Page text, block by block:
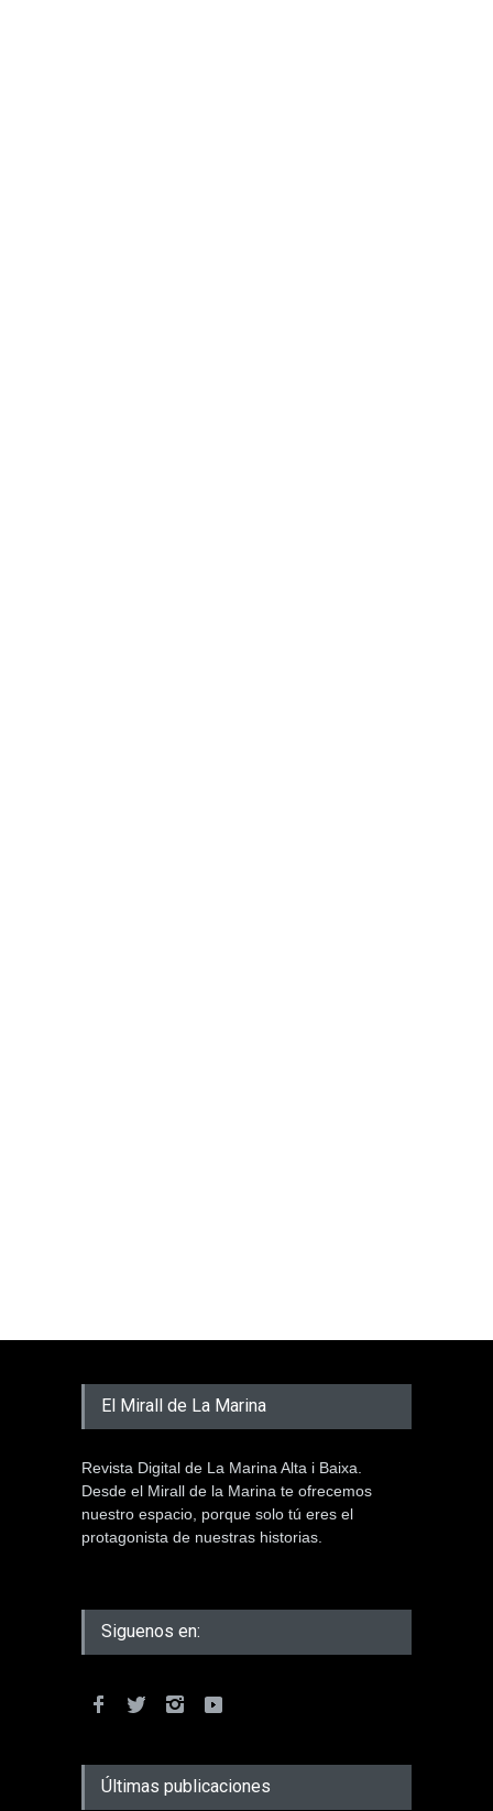
El Mirall de La Marina
Revista Digital de La Marina Alta i Baixa.
Desde el Mirall de la Marina te ofrecemos
nuestro espacio, porque solo tú eres el
protagonista de nuestras historias.
Siguenos en:
Últimas publicaciones